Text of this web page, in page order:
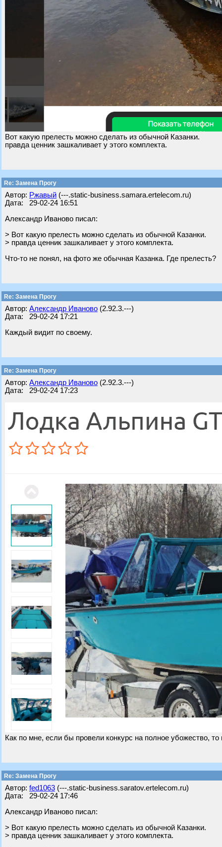
Вот какую прелесть можно сделать из обычной Казанки.
правда ценник зашкаливает у этого комплекта.
Re: Замена Прогу
Автор: Ржавый (---.static-business.samara.ertelecom.ru)
Дата: 29-02-24 16:51
Александр Иваново писал:
> Вот какую прелесть можно сделать из обычной Казанки.
> правда ценник зашкаливает у этого комплекта.
Что-то не понял, на фото же обычная Казанка. Где прелесть?
Re: Замена Прогу
Автор: Александр Иваново (2.92.3.---)
Дата: 29-02-24 17:21
Каждый видит по своему.
Re: Замена Прогу
Автор: Александр Иваново (2.92.3.---)
Дата: 29-02-24 17:23
Как по мне, если бы провели конкурс на полное убожество,
Re: Замена Прогу
Автор: fed1063 (---.static-business.saratov.ertelecom.ru)
Дата: 29-02-24 17:46
Александр Иваново писал:
> Вот какую прелесть можно сделать из обычной Казанки.
> правда ценник зашкаливает у этого комплекта.